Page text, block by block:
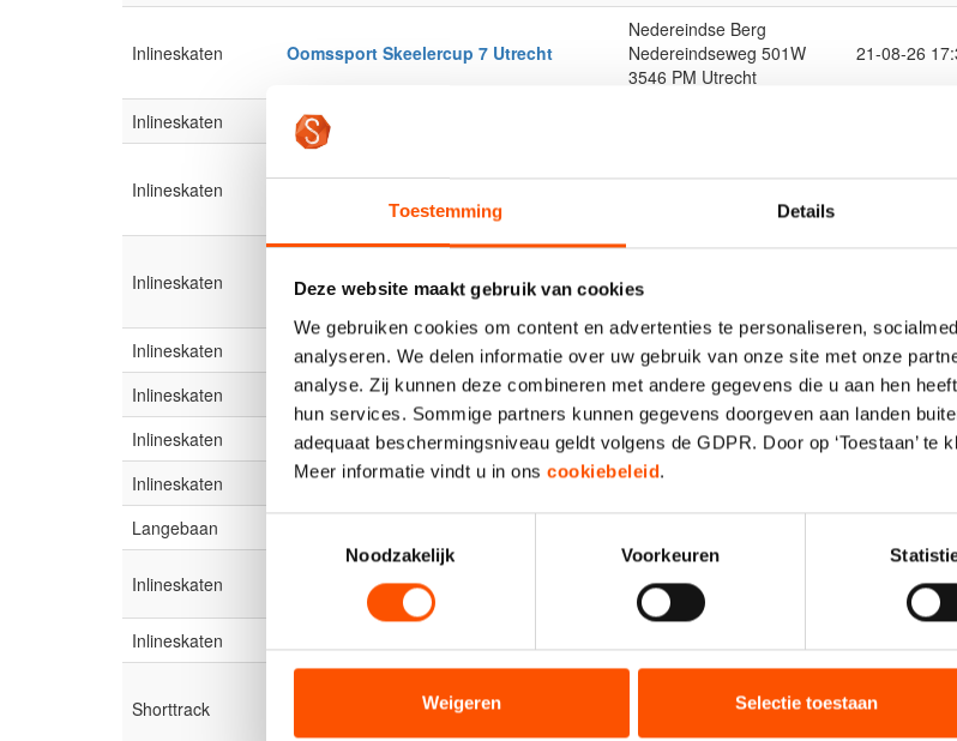
Toestemming Details
Deze website maakt gebruik van cookies
We gebruiken cookies om content en advertenties te personaliseren,
analyseren. We delen informatie over uw gebruik van onze site met onze
analyse. Zij kunnen deze combineren met andere gegevens die u aan hen
hun services. Sommige partners kunnen gegevens doorgeven aan landen
adequaat beschermingsniveau geldt volgens de GDPR. Door op ‘Toestaan’
Meer informatie vindt u in ons cookiebeleid.
Noodzakelijk
Voorkeuren
Weigeren Selectie toestaan
Inlineskaten Oomssport Skeelercup 7 Utrecht
Nedereindse Berg
Nedereindseweg 501W
3546 PM Utrecht
21-08-26
Inlineskaten RCN Wolvega
Inlineskaten
NK Inlineskaten Weg 2026 Kadetten en
Inlineskaten
Zwanenburg
Kienheim 7 1161 AN
Inlineskaten JSC 6 Finale Zoeterwoude 05-09-26
Inlineskaten
RCN de Westereen De Westereen 05-09-26
Inlineskaten
Vision Sport Skate Challenge Hengelo Hengelo 06-09-26
Inlineskaten
KNSB Baan/Weg Competitie Finale Wervershoof
Langebaan
Inlineskaten
KNSB Baan/Weg Competitie Finale -
Wervershoof 12-09-26
Inlineskaten
Shorttrack
Diebenplaats 104 2324 NG
Leiden
10-10-26